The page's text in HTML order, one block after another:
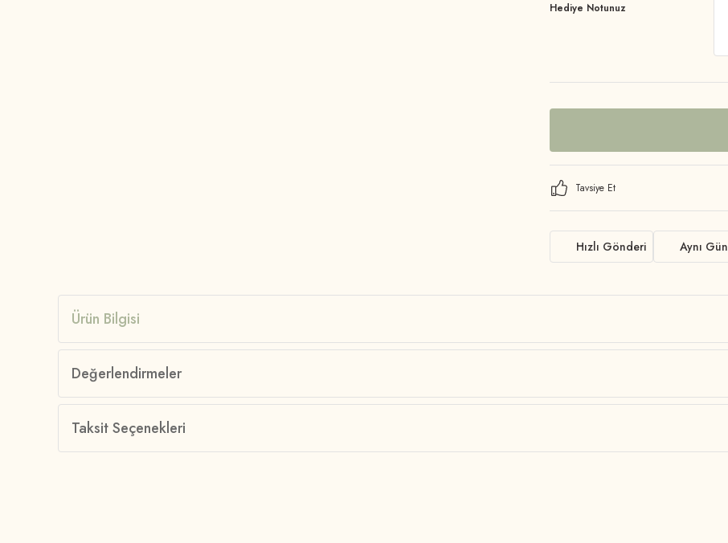
Hediye Notunuz
Tavsiye Et
Hızlı Gönderi Aynı
Ürün Bilgisi
Değerlendirmeler
Taksit Seçenekleri